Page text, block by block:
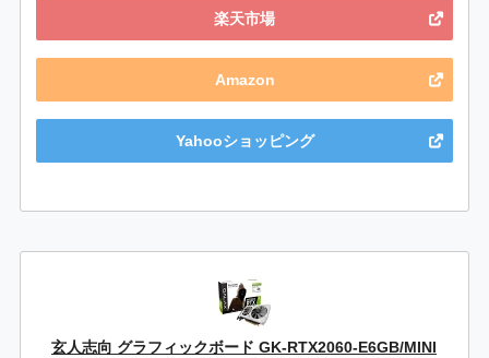
楽天市場
Amazon
Yahooショッピング
玄人志向 グラフィックボード GK-RTX2060-E6GB/MINI